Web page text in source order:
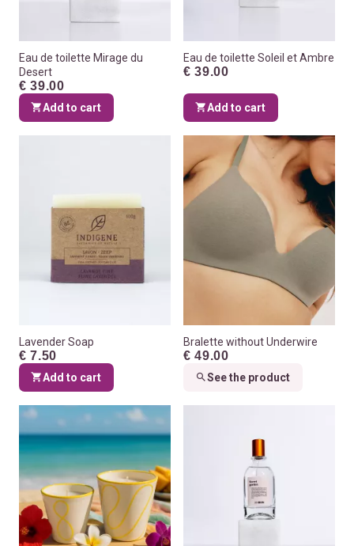
Eau de toilette Mirage du
Desert
€ 39.00
Add to cart
Eau de toilette Soleil et Ambre
€ 39.00
Add to cart
Lavender Soap
€ 7.50
Add to cart
Bralette without Underwire
€ 49.00
See the product